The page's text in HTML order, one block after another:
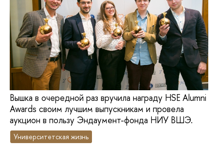
Вышка в очередной раз вручила награду HSE Alumni
Awards своим лучшим выпускникам и провела
аукцион в пользу Эндаумент-фонда НИУ ВШЭ.
Университетская жизнь